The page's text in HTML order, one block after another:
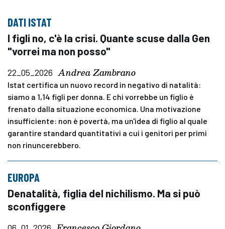
DATI ISTAT
I figli no, c'è la crisi. Quante scuse dalla Gen
"vorrei ma non posso"
22_05_2026 Andrea Zambrano
Istat certifica un nuovo record in negativo di natalità:
siamo a 1,14 figli per donna. E chi vorrebbe un figlio è
frenato dalla situazione economica. Una motivazione
insufficiente: non è povertà, ma un'idea di figlio al quale
garantire standard quantitativi a cui i genitori per primi
non rinuncerebbero.
EUROPA
Denatalità, figlia del nichilismo. Ma si può
sconfiggere